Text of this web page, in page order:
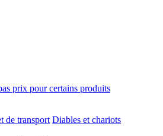
prix pour certains produits
de transport Diables et chariots